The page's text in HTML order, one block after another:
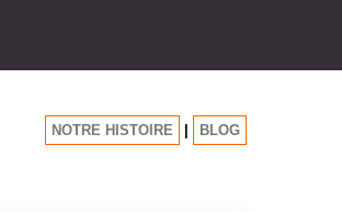
NOTRE HISTOIRE BLOG